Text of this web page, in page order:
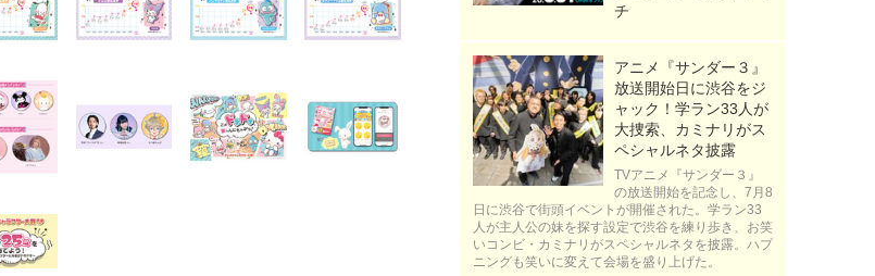
チ
アニメ『サンダー３』
放送開始日に渋谷をジ
ャック！学ラン33人が
大捜索、カミナリがス
ペシャルネタ披露
TVアニメ『サンダー３』
の放送開始を記念し、7月8
日に渋谷で街頭イベントが開催された。学ラン33
人が主人公の妹を探す設定で渋谷を練り歩き、お笑
いコンビ・カミナリがスペシャルネタを披露。ハプ
ニングも笑いに変えて会場を盛り上げた。